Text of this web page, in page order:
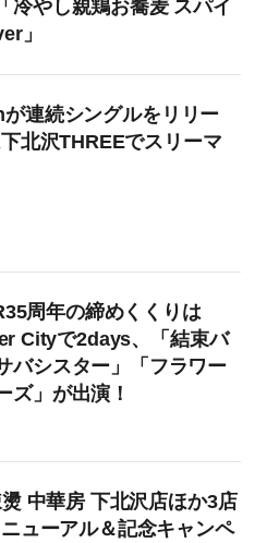
冷やし親鶏お蕎麦 スパイ
」
連続シングルをリリー
北沢THREEでスリーマ
周年の締めくくりは
Cityで2days、「結束バ
バシスター」「フラワー
ズ」が出演！
中華房 下北沢店ほか3店
ューアル＆記念キャンペ